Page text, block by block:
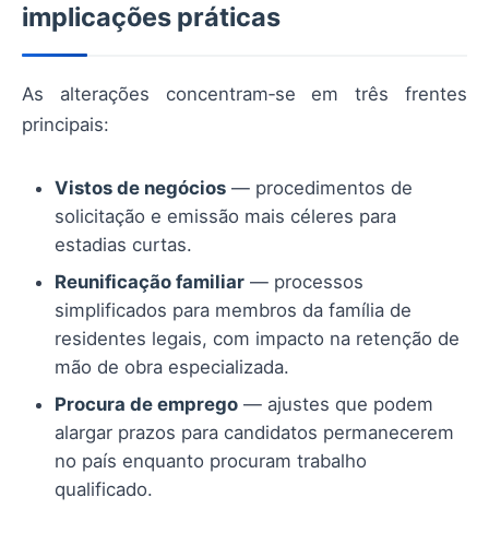
implicações práticas
As alterações concentram‑se em três frentes
principais:
Vistos de negócios — procedimentos de
solicitação e emissão mais céleres para
estadias curtas.
Reunificação familiar — processos
simplificados para membros da família de
residentes legais, com impacto na retenção de
mão de obra especializada.
Procura de emprego — ajustes que podem
alargar prazos para candidatos permanecerem
no país enquanto procuram trabalho
qualificado.